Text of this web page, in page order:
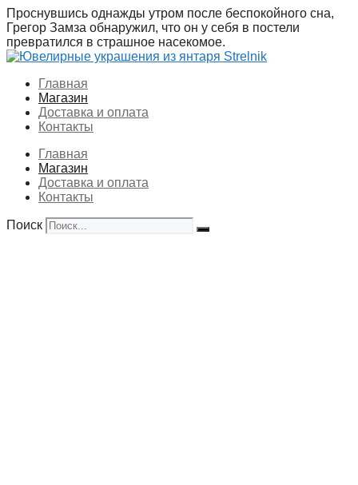
Перейти
к
содержимому
Проснувшись однажды утром после беспокойного сна,
Грегор Замза обнаружил, что он у себя в постели
превратился в страшное насекомое.
Главная
Магазин
Доставка и оплата
Контакты
Главная
Магазин
Доставка и оплата
Контакты
Поиск